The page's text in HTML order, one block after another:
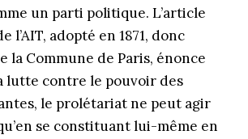
un parti politique. L’article
l’AIT, adopté en 1871, donc
la Commune de Paris, énonce
lutte contre le pouvoir des
le prolétariat ne peut agir
se constituant lui-même en